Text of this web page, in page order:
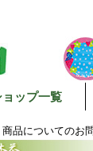
ョップ一覧
品についてのお